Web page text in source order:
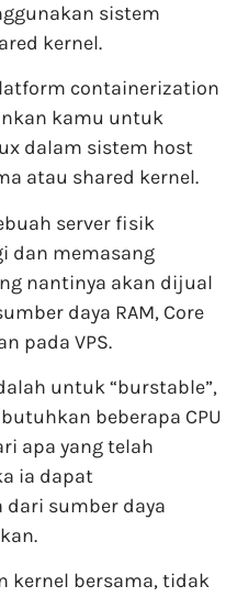
sistem
kernel.
containerization
kamu untuk
dalam sistem host
atau shared kernel.
server fisik
dan memasang
nantinya akan dijual
daya RAM, Core
pada VPS.
untuk “burstable”,
beberapa CPU
apa yang telah
ia dapat
sumber daya
kernel bersama, tidak